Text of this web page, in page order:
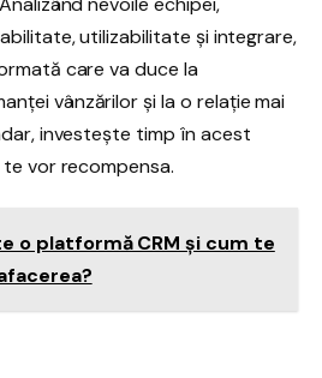
utilizabilitate și integrare,
care va duce la
vânzărilor și la o relație mai
investește timp în acest
vor recompensa.
o platformă CRM și cum te